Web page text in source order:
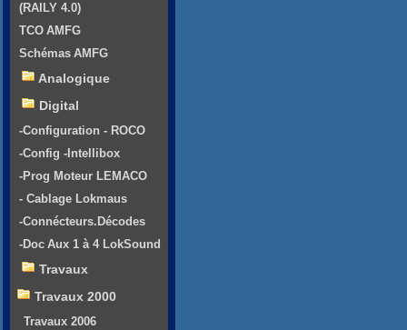
(RAILY 4.0)
TCO AMFG
Schémas AMFG
Analogique
Digital
-Configuration - ROCO
-Config -Intellibox
-Prog Moteur LEMACO
- Cablage Lokmaus
-Connécteurs.Décodes
-Doc Aux 1 à 4 LokSound
Travaux
Travaux 2000
Travaux 2006